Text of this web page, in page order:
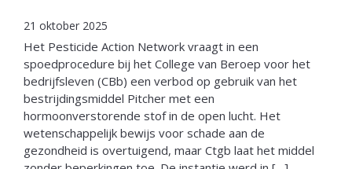
21 oktober 2025
Het Pesticide Action Network vraagt in een
spoedprocedure bij het College van Beroep voor het
bedrijfsleven (CBb) een verbod op gebruik van het
bestrijdingsmiddel Pitcher met een
hormoonverstorende stof in de open lucht. Het
wetenschappelijk bewijs voor schade aan de
gezondheid is overtuigend, maar Ctgb laat het middel